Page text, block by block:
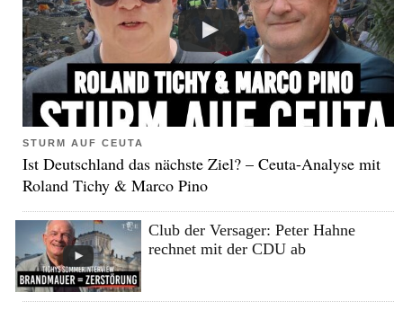
STURM AUF CEUTA
Ist Deutschland das nächste Ziel? – Ceuta-Analyse mit
Roland Tichy & Marco Pino
Club der Versager: Peter Hahne
rechnet mit der CDU ab